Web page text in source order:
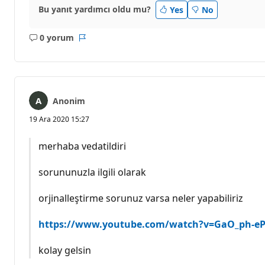
p
u
n
Bu yanıt yardımcı oldu mu? Yes No
0 yorum
Açıklama
Anonim
19 Ara 2020 15:27
merhaba vedatildiri
sorununuzla ilgili olarak
orjinalleştirme sorunuz varsa neler yapabiliriz
https://www.youtube.com/watch?v=GaO_ph-
kolay gelsin